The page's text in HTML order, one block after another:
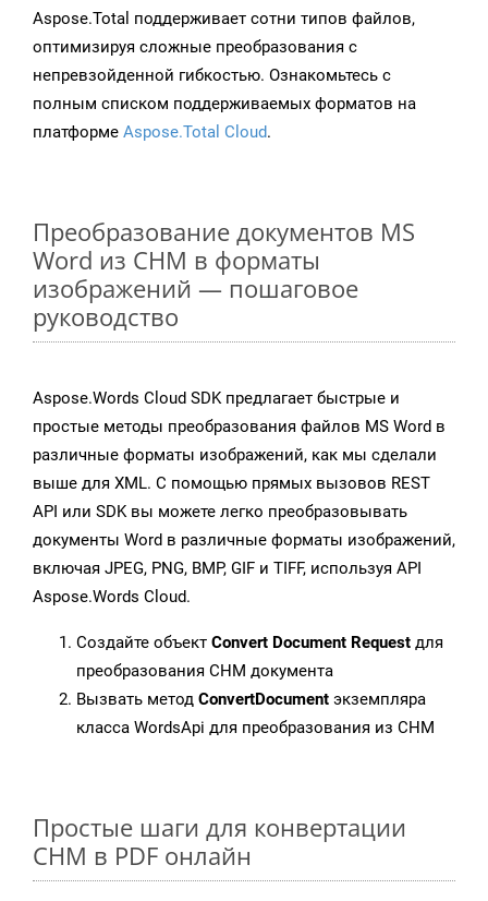
Aspose.Total поддерживает сотни типов файлов,
оптимизируя сложные преобразования с
непревзойденной гибкостью. Ознакомьтесь с
полным списком поддерживаемых форматов на
платформе Aspose.Total Cloud.
Преобразование документов MS
Word из CHM в форматы
изображений — пошаговое
руководство
Aspose.Words Cloud SDK предлагает быстрые и
простые методы преобразования файлов MS Word в
различные форматы изображений, как мы сделали
выше для XML. С помощью прямых вызовов REST
API или SDK вы можете легко преобразовывать
документы Word в различные форматы изображений,
включая JPEG, PNG, BMP, GIF и TIFF, используя API
Aspose.Words Cloud.
Создайте объект Convert Document Request для
преобразования CHM документа
Вызвать метод ConvertDocument экземпляра
класса WordsApi для преобразования из CHM
Простые шаги для конвертации
CHM в PDF онлайн